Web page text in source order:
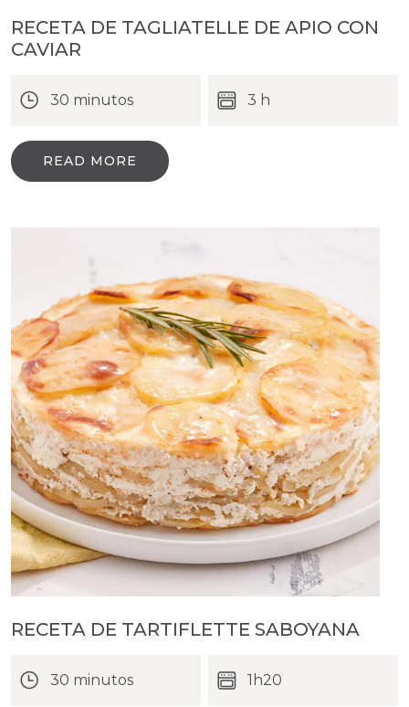
RECETA DE TAGLIATELLE DE APIO CON
CAVIAR
30 minutos 3 h
READ MORE
RECETA DE TARTIFLETTE SABOYANA
30 minutos 1h20